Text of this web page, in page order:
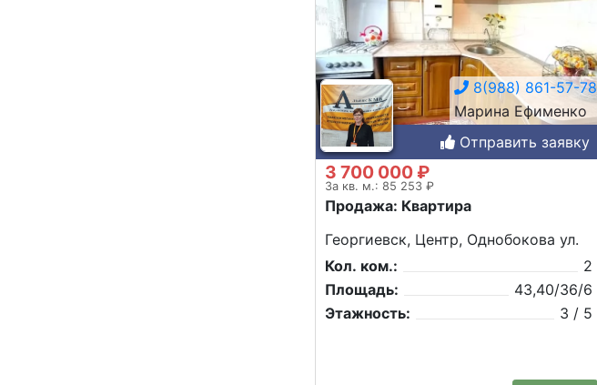
8(988) 861-57-78
Марина Ефименко
Отправить заявку
3 700 000 ₽
За кв. м.: 85 253 ₽
Продажа: Квартира
Георгиевск, Центр, Однобокова ул.
Кол. ком.:
2
Площадь:
43,40/36/6
Этажность:
3 / 5